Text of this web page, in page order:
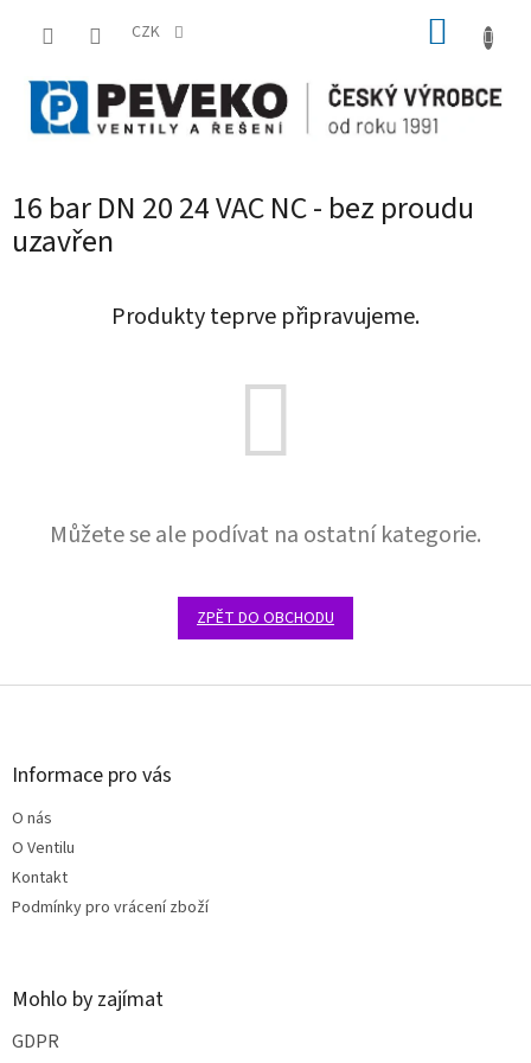
CZK
16 bar DN 20 24 VAC NC - bez proudu
uzavřen
Produkty teprve připravujeme.
Můžete se ale podívat na ostatní kategorie.
ZPĚT DO OBCHODU
Z
Informace pro vás
O nás
O Ventilu
Kontakt
Podmínky pro vrácení zboží
Mohlo by zajímat
GDPR